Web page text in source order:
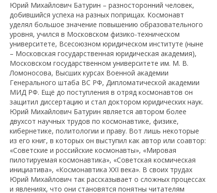
Юрий Михайлович Батурин – разносторонний человек,
добившийся успеха на разных поприщах. Космонавт
уделял большое значение повышению образовательного
уровня, учился в Московском физико-техническом
университете, Всесоюзном юридическом институте (ныне
– Московская государственная юридическая академия),
Московском государственном университете им. М. В.
Ломоносова, Высших курсах Военной академии
Генерального штаба ВС РФ, Дипломатической академии
МИД РФ. Ещё до поступления в отряд космонавтов он
защитил диссертацию и стал доктором юридических наук.
Юрий Михайлович Батурин является автором более
двухсот научных трудов по космонавтике, физике,
кибернетике, политологии и праву. Вот лишь некоторые
из его книг, в которых он выступил как автор или соавтор:
«Советские и российские космонавты», «Мировая
пилотируемая космонавтика», «Советская космическая
инициатива», «Космонавтика XXI века». В своих трудах
Юрий Михайлович так рассказывает о сложных процессах
и явлениях, что они становятся понятны читателям